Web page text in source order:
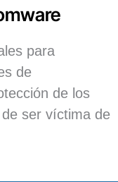
para
de
de los
ser víctima de